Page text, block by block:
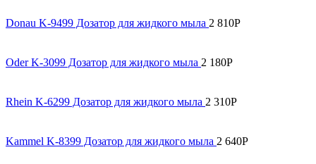
Donau K-9499 Дозатор для жидкого мыла 2 810Р
Oder K-3099 Дозатор для жидкого мыла 2 180Р
Rhein K-6299 Дозатор для жидкого мыла 2 310Р
Kammel K-8399 Дозатор для жидкого мыла 2 640Р